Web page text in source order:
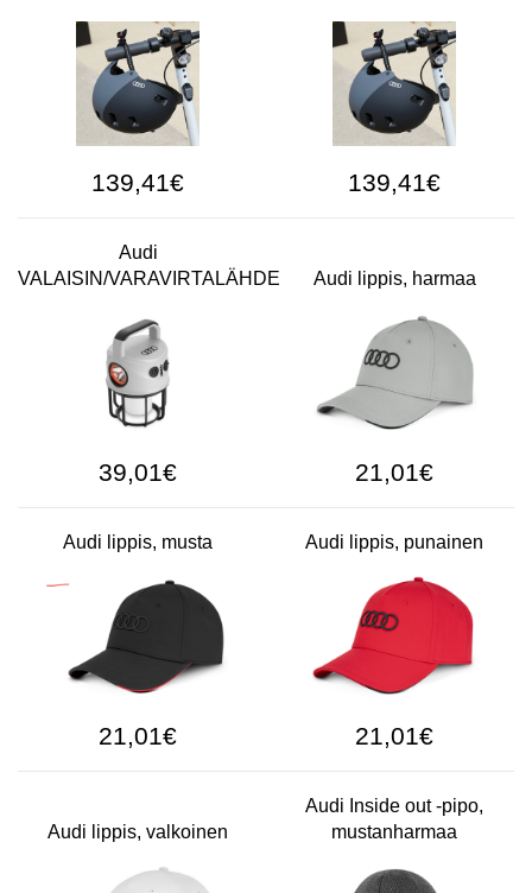
139,41€ 139,41€
Audi
VALAISIN/VARAVIRTALÄHDE
39,01€
Audi lippis, harmaa
21,01€
Audi lippis, musta
21,01€
Audi lippis, punainen
21,01€
Audi lippis, valkoinen
Audi Inside out -pipo,
mustanharmaa